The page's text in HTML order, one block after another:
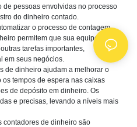
de pessoas envolvidas no processo
do dinheiro contado.
o processo de contagem
permitem que sua equipe
tarefas importantes,
em seus negócios.
de dinheiro ajudam a melhorar o
tempos de espera nas caixas
de depósito em dinheiro. Os
e precisas, levando a níveis mais
contadores de dinheiro são